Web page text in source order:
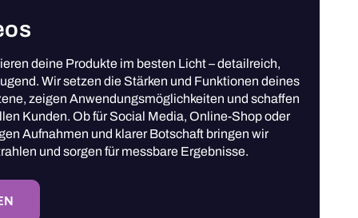
deine Produkte im besten Licht – detailreich,
Wir setzen die Stärken und Funktionen deines
zeigen Anwendungsmöglichkeiten und schaffen
Kunden. Ob für Social Media, Online-Shop oder
Aufnahmen und klarer Botschaft bringen wir
und sorgen für messbare Ergebnisse.